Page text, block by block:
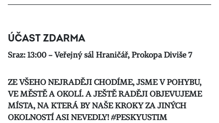
ÚČAST ZDARMA
Sraz: 13:00 – Veřejný sál Hraničář, Prokopa Diviše 7
ZE VŠEHO NEJRADĚJI CHODÍME, JSME V POHYBU,
VE MĚSTĚ A OKOLÍ. A JEŠTĚ RADĚJI OBJEVUJEME
MÍSTA, NA KTERÁ BY NAŠE KROKY ZA JINÝCH
OKOLNOSTÍ ASI NEVEDLY! #PESKYUSTIM